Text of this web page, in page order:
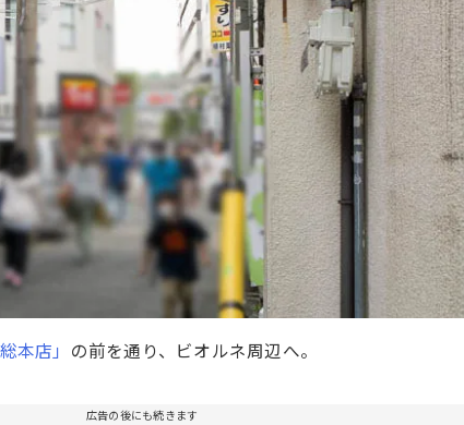
本店」 の前を通り、ビオルネ周辺へ。
広告の後にも続きます